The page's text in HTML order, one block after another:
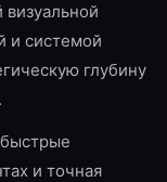
и системой
глубину
и точная